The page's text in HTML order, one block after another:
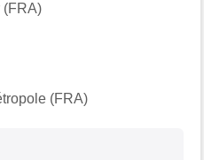
(FRA)
(FRA)